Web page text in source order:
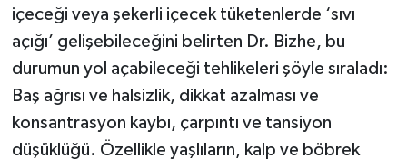
içeceği veya şekerli içecek tüketenlerde ‘sıvı
açığı’ gelişebileceğini belirten Dr. Bizhe, bu
durumun yol açabileceği tehlikeleri şöyle sıraladı:
Baş ağrısı ve halsizlik, dikkat azalması ve
konsantrasyon kaybı, çarpıntı ve tansiyon
düşüklüğü. Özellikle yaşlıların, kalp ve böbrek